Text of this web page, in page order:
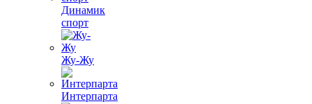
Динамик
спорт
Жу-Жу
Интерпарта